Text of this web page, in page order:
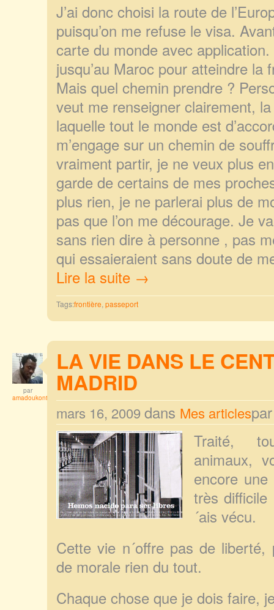
J’ai donc choisi la route de
puisqu’on me refuse le visa.
carte du monde avec
jusqu’au Maroc pour atteindre la
Mais quel chemin prendre ?
veut me renseigner clairement,
laquelle tout le monde est
m’engage sur un chemin de
vraiment partir, je ne veux plus
garde de certains de mes
plus rien, je ne parlerai plus de
pas que l’on me décourage. Je
sans rien dire à personne , pas
qui essaieraient sans doute de
Lire la suite →
Tags:frontière, passeport
par
amadoukonta
LA VIE DANS LE
MADRID
mars 16, 2009 dans Mes articles
Traité,
animaux,
encore
très
´ais vécu.
Cette vie n´offre pas de
de morale rien du tout.
Chaque chose que je dois faire,